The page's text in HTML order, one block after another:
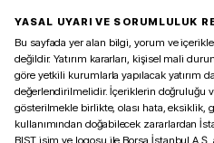
YASAL UYARI VE SORUMLULUK
Bu sayfada yer alan bilgi, yorum ve
değildir. Yatırım kararları, kişisel mali
göre yetkili kurumlarla yapılacak yatırım
değerlendirilmelidir. İçeriklerin doğruluğu
gösterilmekle birlikte, olası hata, eksiklik,
kullanımından doğabilecek zararlardan
BIST isim ve logosu ile Borsa İstanbul